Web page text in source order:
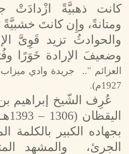
كانت ذهبيَّةً ازْدادَتْ
ومتانةً، وإِن كانتَ
والحوادثُ تزيد قَوِىَّ
وضعيفَ الإرادة خَوَرًا
1927م).
عُرِف الشّيخ إبراهيم
اليقظان (1306 – 1393هـ/ 1888 – 1973م)
بجهاده الكبير بالكلمة
الجرئ، والمشهد